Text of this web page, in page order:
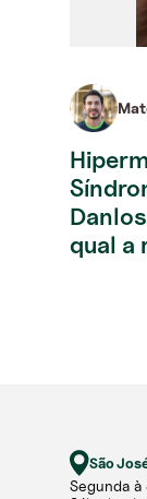
qual a
São
Segunda